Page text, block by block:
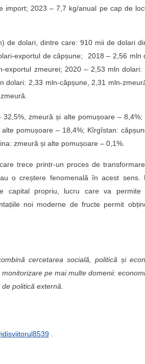
import; 2023 – 7,7 kg/anual pe cap de
de dolari, dintre care: 910 mii de dolari
exportul de căpșune; 2018 – 2,56 mln
exportul zmeurei; 2020 – 2,53 mln dolari:
dolari: 2,33 mln-căpșune, 2,31 mln-
zmeură și alte pomușoare – 8,4%;
pomușoare – 18,4%; Kîrgîstan:
zmeură și alte pomușoare – 0,1%.
trece printr-un proces de
o creștere fenomenală în acest sens.
capital propriu, lucru care va permite
noi moderne de fructe permit
cercetarea socială, politică și
pe mai multe domenii:
politică externă.